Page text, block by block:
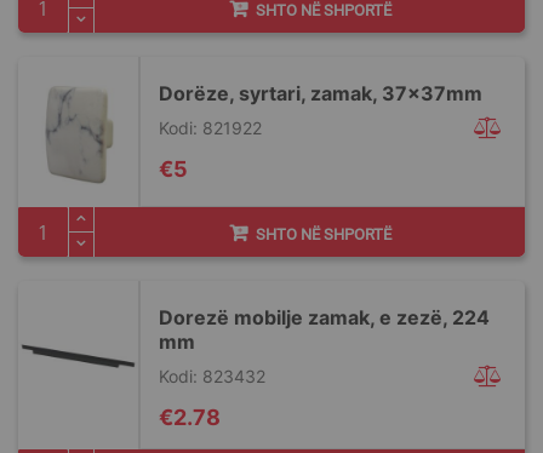
SHTO NË SHPORTË
Dorëze, syrtari, zamak, 37x37mm
Kodi: 821922
€5
SHTO NË SHPORTË
Dorezë mobilje zamak, e zezë, 224
mm
Kodi: 823432
€2.78